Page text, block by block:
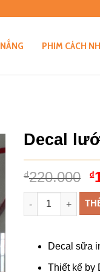
PHIM CÁCH
Decal
₫220.000 ₫
Decal lưới dán
Decal sữa
Thiết kế by